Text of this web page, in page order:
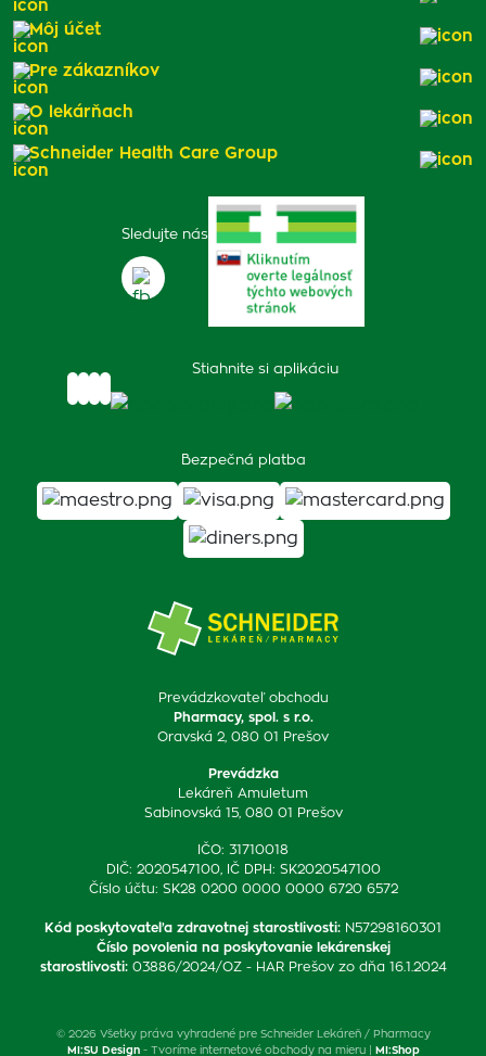
Prevádzkovateľ obchodu
Pharmacy, spol. s r.o.
Oravská 2, 080 01 Prešov
Prevádzka
Lekáreň Amuletum
Sabinovská 15, 080 01 Prešov
IČO: 31710018
DIČ: 2020547100, IČ DPH: SK2020547100
Číslo účtu: SK28 0200 0000 0000 6720 6572
Kód poskytovateľa zdravotnej starostlivosti: N57298160301
Číslo povolenia na poskytovanie lekárenskej
starostlivosti: 03886/2024/OZ - HAR Prešov zo dňa 16.1.2024
Sledujte nás
Stiahnite si aplikáciu
Bezpečná platba
Môj účet
Pre zákazníkov
O lekárňach
Schneider Health Care Group
© 2026 Všetky práva vyhradené pre Schneider Lekáreň / Pharmacy
MI:SU Design- Tvoríme internetové obchody na mieru | MI:Shop